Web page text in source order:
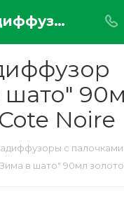
Аромадиффузор "Зима в шато" 90мл золото Cote Noire
шато"
Noire
с
в шато" 90мл